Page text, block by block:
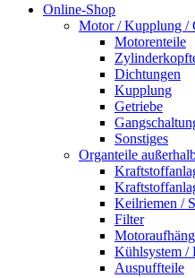
Online-Shop
Motor / Kupplung /
Motorenteile
Dichtungen
Kupplung
Getriebe
Sonstiges
Organteile
Keilriemen /
Filter
Kühlsystem /
Auspuffteile